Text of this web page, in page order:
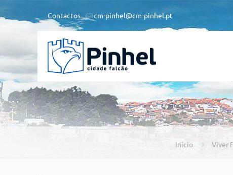
Contactos cm-pinhel@cm-pinhel.pt
Início Viver